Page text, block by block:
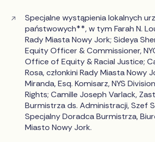
Specjalne wystąpienia lokalnych
państwowych**, w tym Farah N.
Rady Miasta Nowy Jork; Sideya
Equity Officer & Commissioner,
Office of Equity & Racial Justice;
Rosa, członkini Rady Miasta Nowy
Miranda, Esq. Komisarz, NYS
Rights; Camille Joseph Varlack,
Burmistrza ds. Administracji, Szef
Specjalny Doradca Burmistrza,
Miasto Nowy Jork.